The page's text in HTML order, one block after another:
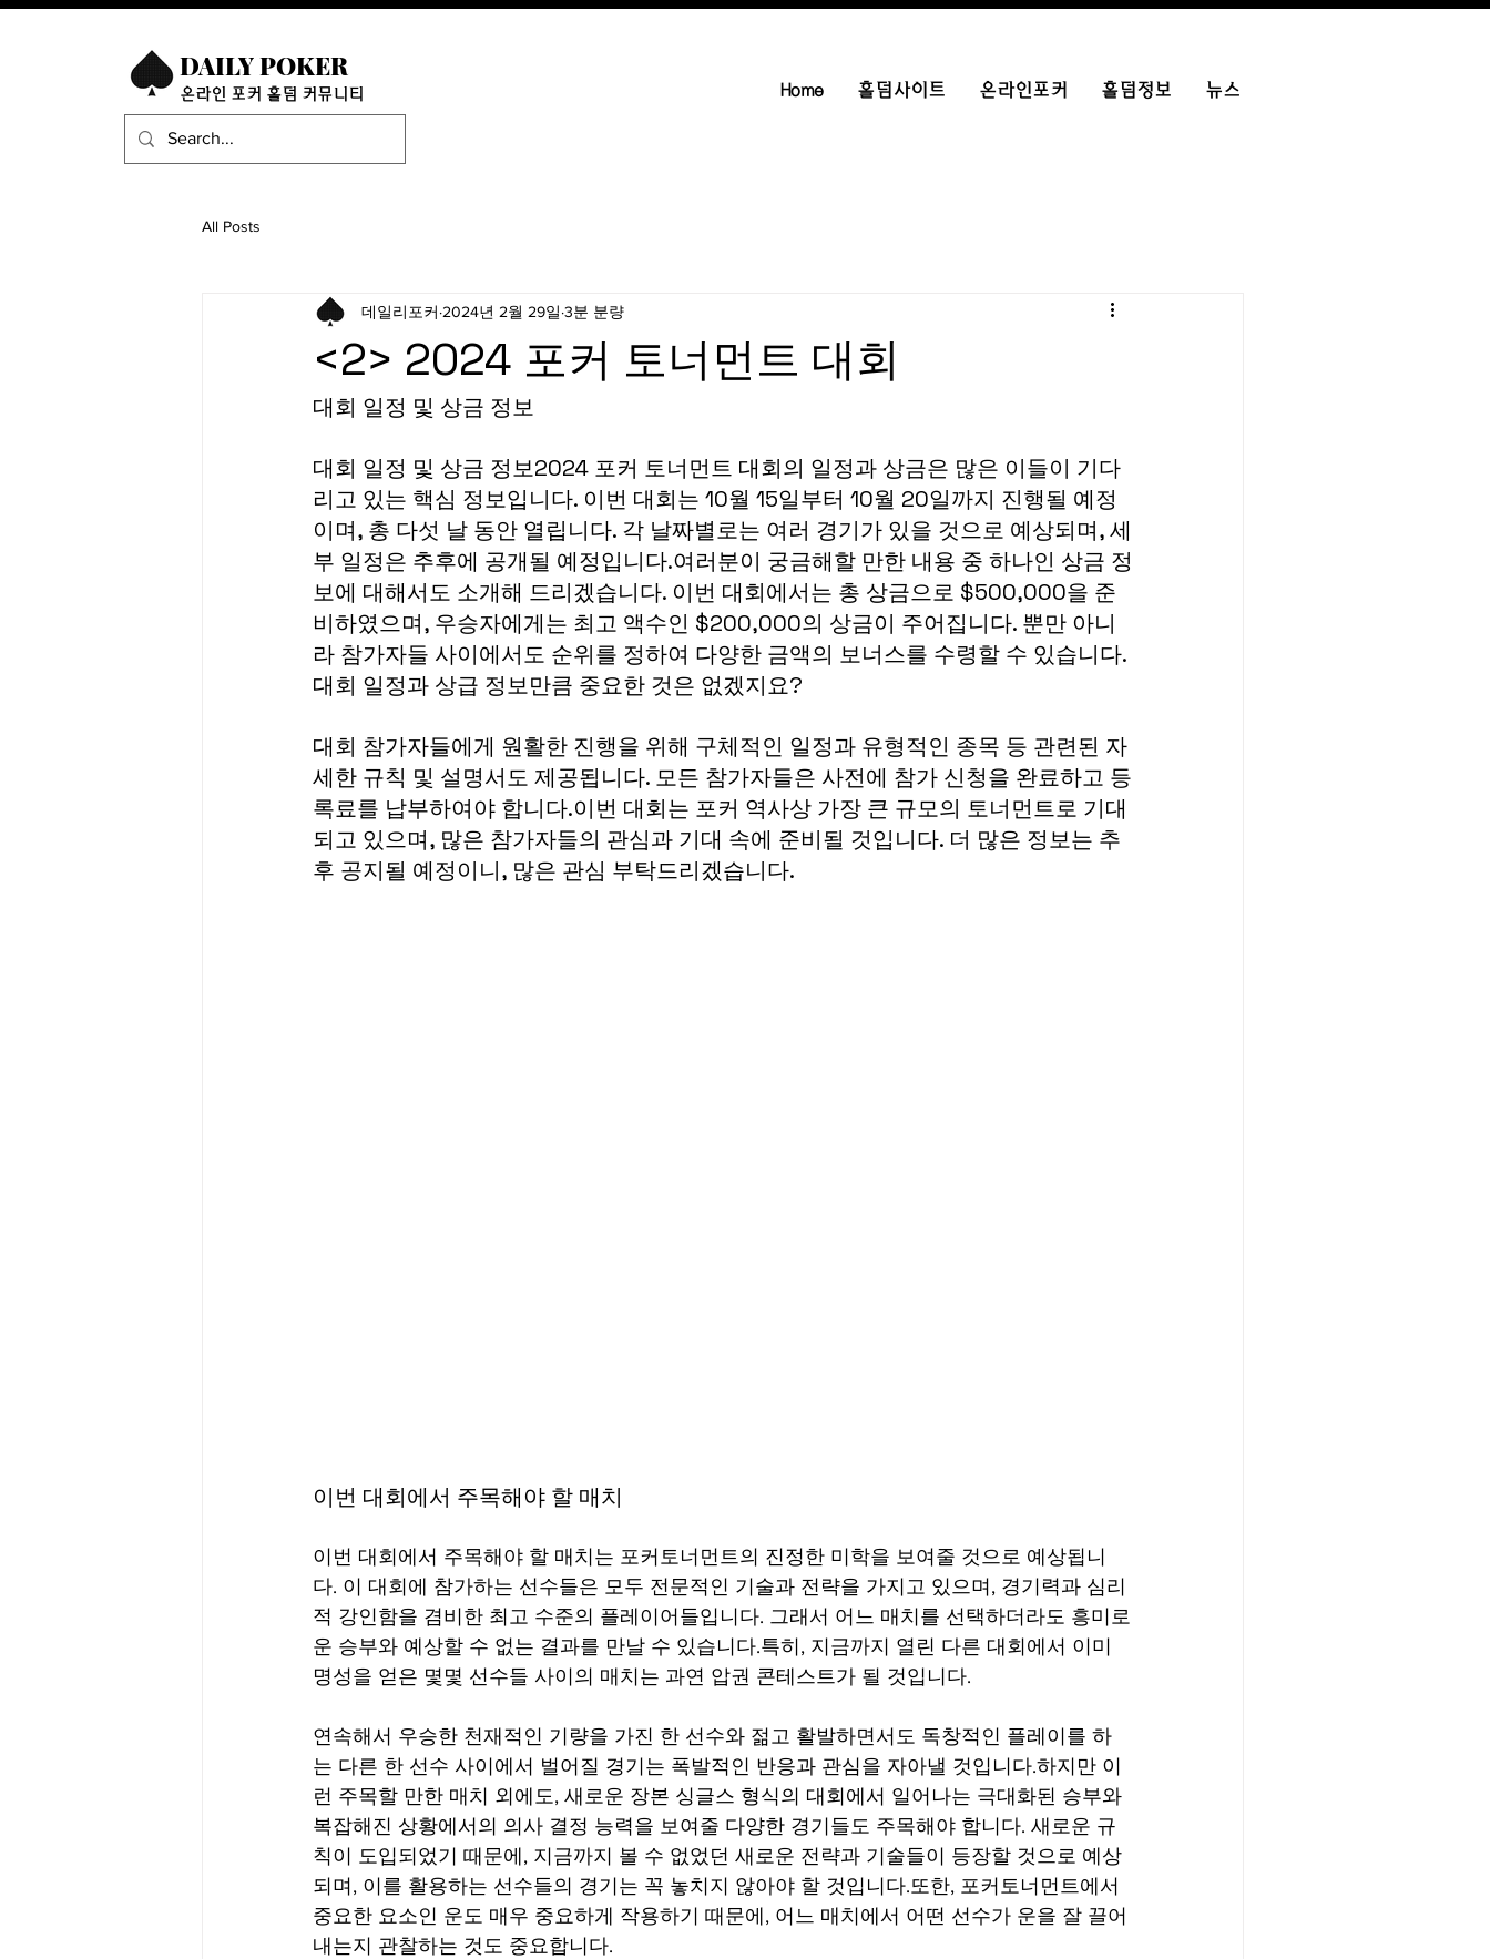
DAILY POKER
​온라인 포커 홀덤 커뮤니티 Home 홀덤사이트 온라인포커 홀덤정보 뉴스
All Posts
<2> 2024 포커 토너먼트 대회
데일리포커 2024년 2월 29일 3분 분량
대회 일정 및 상금 정보
대회 일정 및 상금 정보2024 포커 토너먼트 대회의 일정과 상금은 많은 이들이 기다
리고 있는 핵심 정보입니다. 이번 대회는 10월 15일부터 10월 20일까지 진행될 예정
이며, 총 다섯 날 동안 열립니다. 각 날짜별로는 여러 경기가 있을 것으로 예상되며, 세
부 일정은 추후에 공개될 예정입니다.여러분이 궁금해할 만한 내용 중 하나인 상금 정
보에 대해서도 소개해 드리겠습니다. 이번 대회에서는 총 상금으로 $500,000을 준
비하였으며, 우승자에게는 최고 액수인 $200,000의 상금이 주어집니다. 뿐만 아니
라 참가자들 사이에서도 순위를 정하여 다양한 금액의 보너스를 수령할 수 있습니다.
대회 일정과 상급 정보만큼 중요한 것은 없겠지요?
대회 참가자들에게 원활한 진행을 위해 구체적인 일정과 유형적인 종목 등 관련된 자
세한 규칙 및 설명서도 제공됩니다. 모든 참가자들은 사전에 참가 신청을 완료하고 등
록료를 납부하여야 합니다.이번 대회는 포커 역사상 가장 큰 규모의 토너먼트로 기대
되고 있으며, 많은 참가자들의 관심과 기대 속에 준비될 것입니다. 더 많은 정보는 추
후 공지될 예정이니, 많은 관심 부탁드리겠습니다.
이번 대회에서 주목해야 할 매치
이번 대회에서 주목해야 할 매치는 포커토너먼트의 진정한 미학을 보여줄 것으로 예상됩니
다. 이 대회에 참가하는 선수들은 모두 전문적인 기술과 전략을 가지고 있으며, 경기력과 심리
적 강인함을 겸비한 최고 수준의 플레이어들입니다. 그래서 어느 매치를 선택하더라도 흥미로
운 승부와 예상할 수 없는 결과를 만날 수 있습니다.특히, 지금까지 열린 다른 대회에서 이미
명성을 얻은 몇몇 선수들 사이의 매치는 과연 압권 콘테스트가 될 것입니다.
연속해서 우승한 천재적인 기량을 가진 한 선수와 젊고 활발하면서도 독창적인 플레이를 하
는 다른 한 선수 사이에서 벌어질 경기는 폭발적인 반응과 관심을 자아낼 것입니다.하지만 이
런 주목할 만한 매치 외에도, 새로운 장본 싱글스 형식의 대회에서 일어나는 극대화된 승부와
복잡해진 상황에서의 의사 결정 능력을 보여줄 다양한 경기들도 주목해야 합니다. 새로운 규
칙이 도입되었기 때문에, 지금까지 볼 수 없었던 새로운 전략과 기술들이 등장할 것으로 예상
되며, 이를 활용하는 선수들의 경기는 꼭 놓치지 않아야 할 것입니다.또한, 포커토너먼트에서
중요한 요소인 운도 매우 중요하게 작용하기 때문에, 어느 매치에서 어떤 선수가 운을 잘 끌어
내는지 관찰하는 것도 중요합니다.